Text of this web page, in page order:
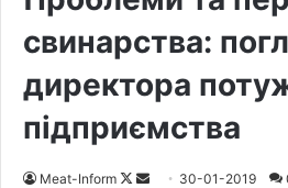
свинарства:
директора
підприємства
Meat-Inform
F
30-01-2019